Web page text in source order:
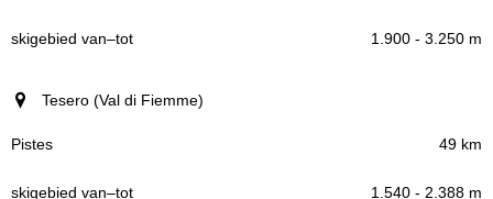
1.900 - 3.250 m
Tesero (Val di Fiemme)
49 km
1.540 - 2.388 m